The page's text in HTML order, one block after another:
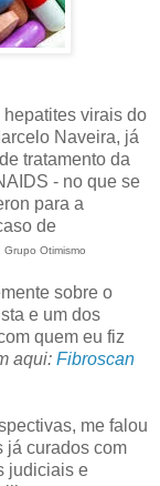
virais do
Naveira, já
tratamento da
- no que se
para a
de
Grupo Otimismo
sobre o
e um dos
quem eu fiz
aqui: Fibroscan
me falou
já curados com
judiciais e